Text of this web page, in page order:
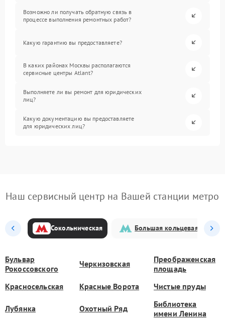
Возможно ли получать обратную связь в
процессе выполнения ремонтных работ?
Какую гарантию вы предоставляете?
В каких районах Москвы располагаются
сервисные центры Atlant?
Выполняете ли вы ремонт для юридических
лиц?
Какую документацию вы предоставляете
для юридических лиц?
Наш сервисный центр на Вашей станции метро
Сокольническая Большая кольцевая
Бульвар
Рокоссовского
Черкизовская
Преображенская
площадь
Красносельская
Красные Ворота Чистые пруды
Лубянка Охотный Ряд
Библиотека
имени Ленина